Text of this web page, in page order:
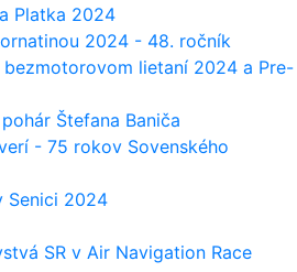
Platka 2024
2024 - 48. ročník
bezmotorovom lietaní 2024 a Pre-
Štefana Baniča
- 75 rokov Sovenského
Senici 2024
SR v Air Navigation Race